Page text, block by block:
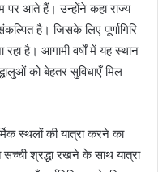
पर आते हैं। उन्होंने कहा राज्य
है। जिसके लिए पूर्णागिरि
रहा है। आगामी वर्षों में यह स्थान
को बेहतर सुविधाएँ मिल
स्थलों की यात्रा करने का
श्रद्धा रखने के साथ यात्रा